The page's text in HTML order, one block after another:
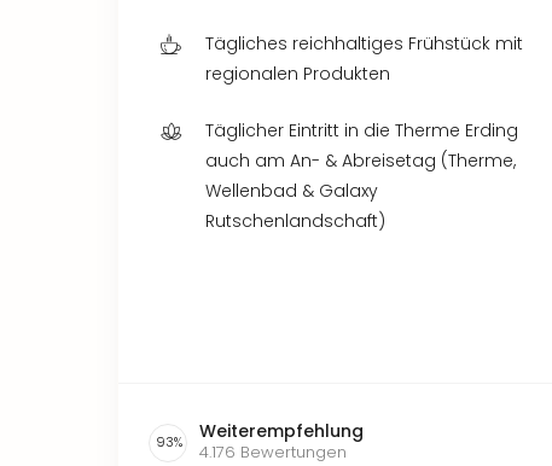
Tägliches reichhaltiges Frühstück mit
regionalen Produkten
Täglicher Eintritt in die Therme Erding
auch am An- & Abreisetag (Therme,
Wellenbad & Galaxy
Rutschenlandschaft)
93% Weiterempfehlung
4.176 Bewertungen